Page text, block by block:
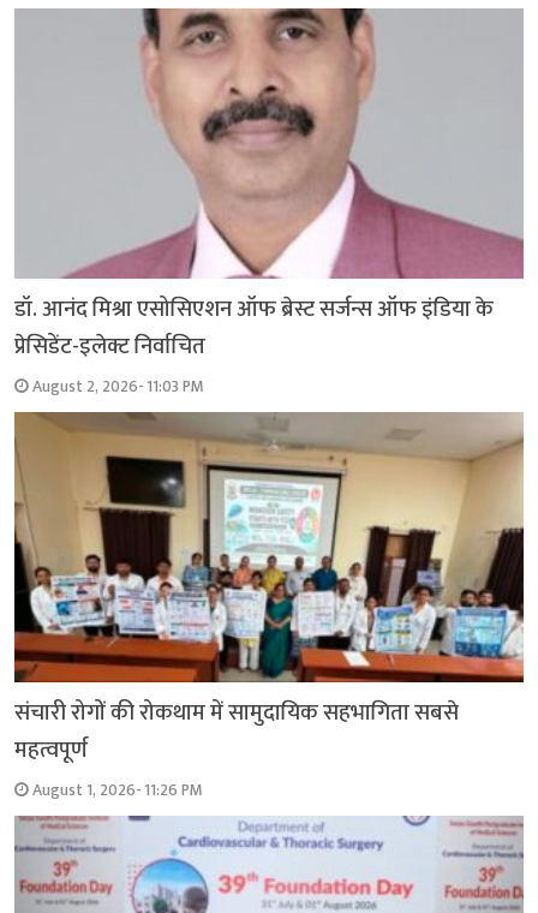
डॉ. आनंद मिश्रा एसोसिएशन ऑफ ब्रेस्ट सर्जन्स ऑफ इंडिया के
प्रेसिडेंट-इलेक्ट निर्वाचित
August 2, 2026- 11:03 PM
संचारी रोगों की रोकथाम में सामुदायिक सहभागिता सबसे
महत्वपूर्ण
August 1, 2026- 11:26 PM